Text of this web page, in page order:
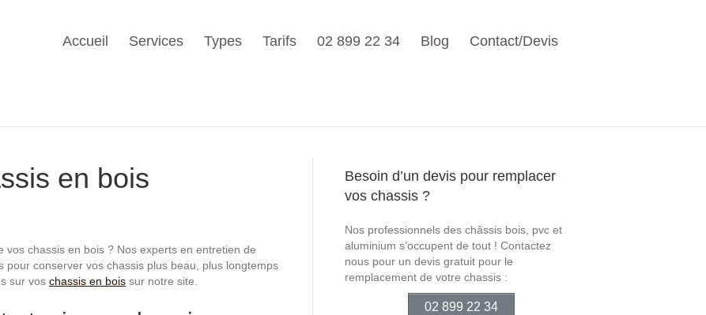
Accueil Services Types Tarifs 02 899 22 34 Blog Contact/Devis
en bois
vos chassis en bois ? Nos experts en entretien de
conserver vos chassis plus beau, plus longtemps
sur vos chassis en bois sur notre site.
Besoin d’un devis pour remplacer
vos chassis ?
Nos professionnels des châssis bois, pvc et
aluminium s’occupent de tout ! Contactez
nous pour un devis gratuit pour le
remplacement de votre chassis :
02 899 22 34